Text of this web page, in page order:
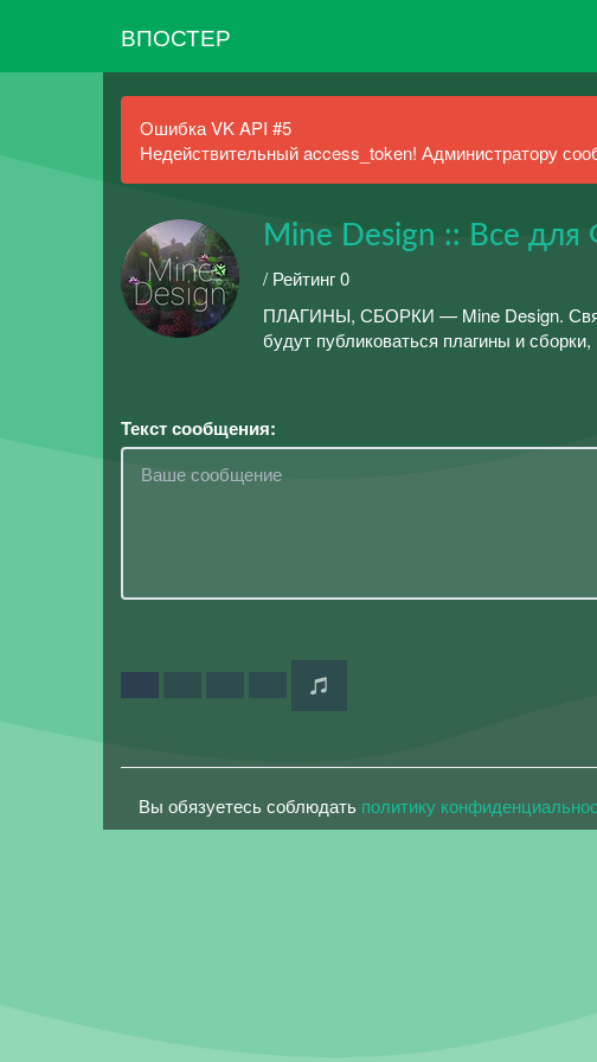
ВПОСТЕР
Ошибка VK API #5
Недействительный access_token! Администратору
Mine Design :: Все
/ Рейтинг 0
ПЛАГИНЫ, СБОРКИ — Mine Design.
будут публиковаться плагины и
Текст сообщения:
Вы обязуетесь соблюдать политику